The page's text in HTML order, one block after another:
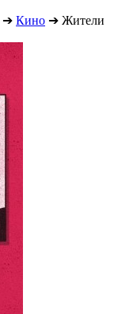
➔ Кино ➔ Жители